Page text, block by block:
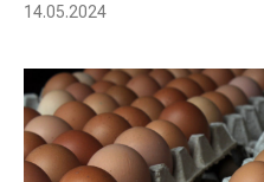
14.05.2024